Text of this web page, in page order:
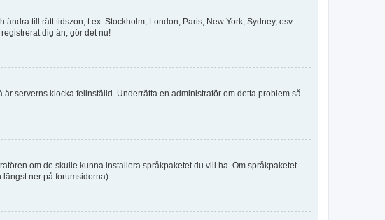
till rätt tidszon, t.ex. Stockholm, London, Paris, New York, Sydney, osv.
dig än, gör det nu!
serverns klocka felinställd. Underrätta en administratör om detta problem så
om de skulle kunna installera språkpaketet du vill ha. Om språkpaketet
ner på forumsidorna).